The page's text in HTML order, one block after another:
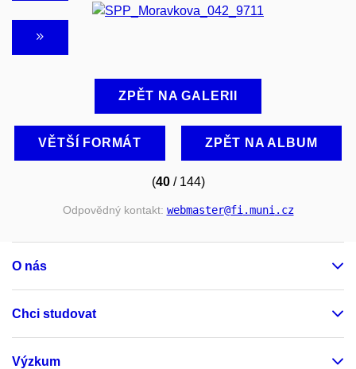
ZPĚT NA GALERII
VĚTŠÍ FORMÁT ZPĚT NA ALBUM
(40/ 144)
Odpovědný kontakt: webmaster@fi.muni.cz
O nás
Chci studovat
Výzkum